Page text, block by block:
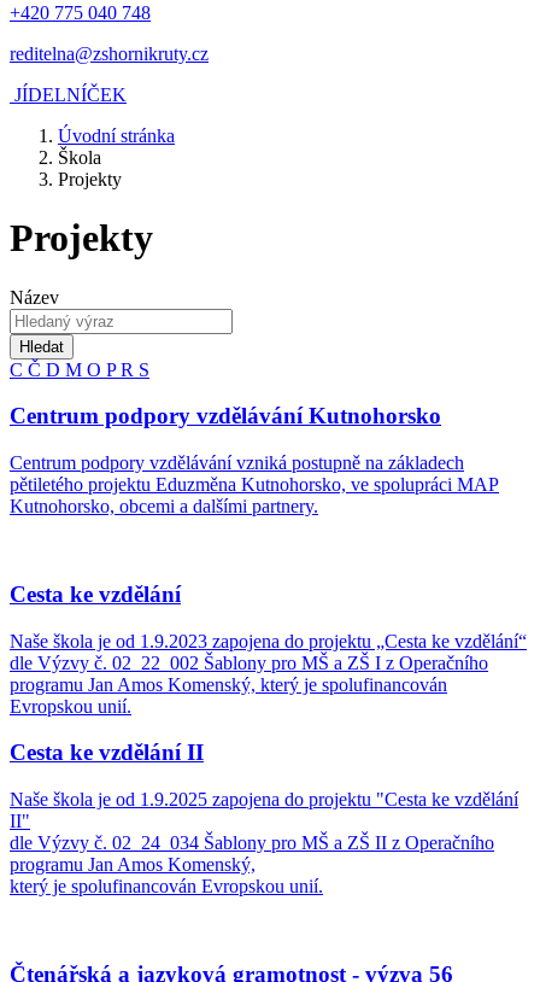
+420 775 040 748
reditelna@zshornikruty.cz
JÍDELNÍČEK
Úvodní stránka
Škola
Projekty
Projekty
Název
Hledat
C Č D M O PR S
Centrum podpory vzdělávání Kutnohorsko
Centrum podpory vzdělávání vzniká postupně na základech
pětiletého projektu Eduzměna Kutnohorsko, ve spolupráci MAP
Kutnohorsko, obcemi a dalšími partnery.
Cesta ke vzdělání
Naše škola je od 1.9.2023 zapojena do projektu „Cesta ke vzdělání“
dle Výzvy č. 02_22_002 Šablony pro MŠ a ZŠ I z Operačního
programu Jan Amos Komenský, který je spolufinancován
Evropskou unií.
Cesta ke vzdělání II
Naše škola je od 1.9.2025 zapojena do projektu "Cesta ke vzdělání
II"
dle Výzvy č. 02_24_034 Šablony pro MŠ a ZŠ II z Operačního
programu Jan Amos Komenský,
který je spolufinancován Evropskou unií.
Čtenářská a jazyková gramotnost - výzva 56